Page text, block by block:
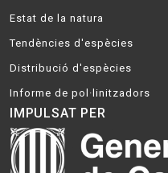
Estat de la natura
Tendències d'espècies
Distribució d'espècies
Informe de pol·linitzadors
IMPULSAT PER